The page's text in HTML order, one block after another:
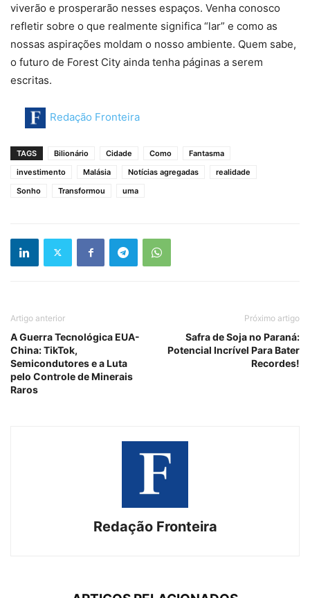
viverão e prosperarão nesses espaços. Venha conosco
refletir sobre o que realmente significa “lar” e como as
nossas aspirações moldam o nosso ambiente. Quem sabe,
o futuro de Forest City ainda tenha páginas a serem
escritas.
Redação Fronteira
TAGS Bilionário Cidade Como
Fantasma
investimento
Malásia Notícias agregadas
realidade
Sonho
Transformou uma
Artigo anterior
A Guerra Tecnológica EUA-
China: TikTok,
Semicondutores e a Luta
pelo Controle de Minerais
Raros
Próximo artigo
Safra de Soja no Paraná:
Potencial Incrível Para Bater
Recordes!
Redação Fronteira